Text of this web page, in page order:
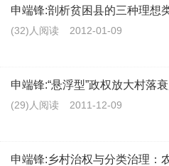
申端锋:剖析贫困县的三种理想
(32)人阅读 2012-01-09
申端锋:“悬浮型”政权放大村落
(29)人阅读 2011-12-09
申端锋:乡村治权与分类治理：